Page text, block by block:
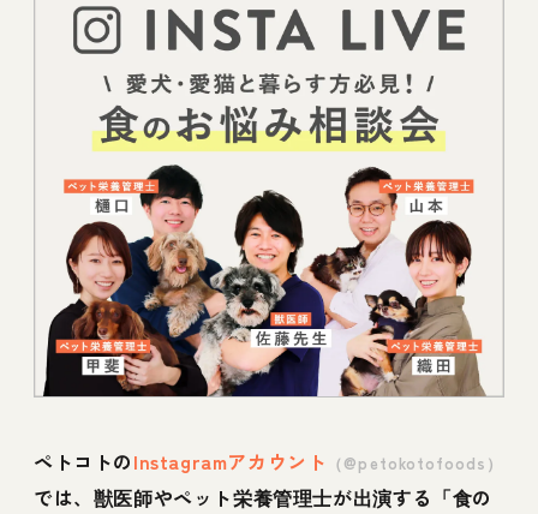
ペトコトのInstagramアカウント （@petokotofoods）
では、獣医師やペット栄養管理士が出演する「食の